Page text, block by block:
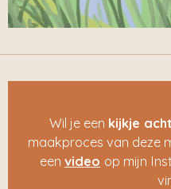
Wil je een kijkje
maakproces van deze
een video op mijn